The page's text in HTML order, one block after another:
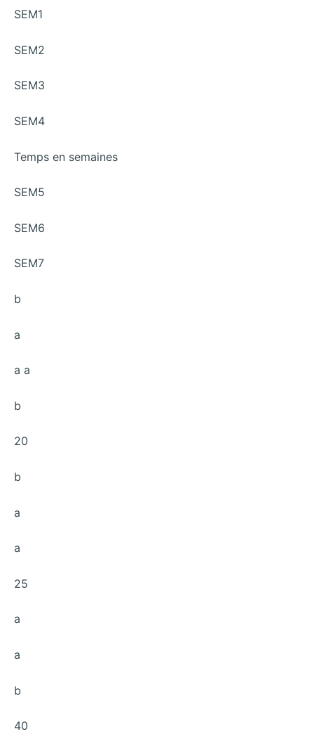
SEM1
SEM2
SEM3
SEM4
Temps en semaines
SEM5
SEM6
SEM7
b
a
a a
b
20
b
a
a
25
a
a
b
40